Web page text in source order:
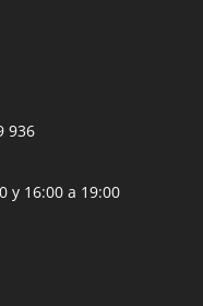
936
y 16:00 a 19:00